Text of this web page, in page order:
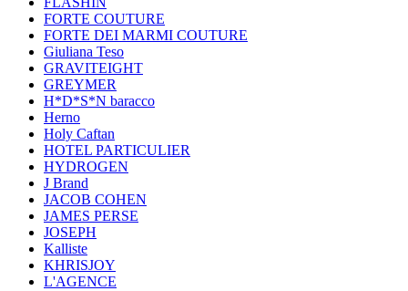
FORTE COUTURE
FORTE DEI MARMI COUTURE
Giuliana Teso
GRAVITEIGHT
GREYMER
H*D*S*N baracco
Herno
Holy Caftan
HOTEL PARTICULIER
HYDROGEN
J Brand
JACOB COHEN
JAMES PERSE
JOSEPH
Kalliste
KHRISJOY
L'AGENCE